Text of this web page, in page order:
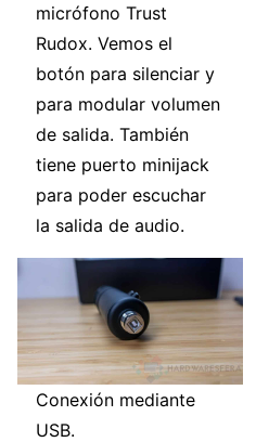
micrófono Trust
Rudox. Vemos el
botón para silenciar y
para modular volumen
de salida. También
tiene puerto minijack
para poder escuchar
la salida de audio.
Conexión mediante
USB.